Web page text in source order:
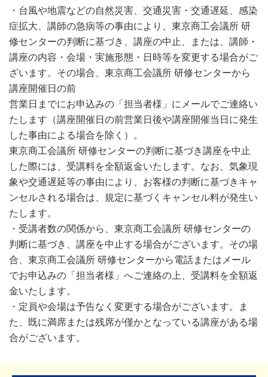
・台風や地震などの自然災害、交通災害・交通遅延、感染
症拡大、講師の急病等の事由により、東京商工会議所 研
修センターの判断に基づき、講座の中止、または、講師・
講座の内容・会場・実施形態・日時等を変更する場合がご
ざいます。その場合、東京商工会議所 研修センターから
講座開催日の前
営業日までにお申込みの「担当者様」にメールでご連絡い
たします（講座開催日の前営業日後や講座開催当日に発生
した事由による場合を除く）。
東京商工会議所 研修センターの判断に基づき講座を中止
した際には、受講料を全額返金いたします。なお、気象現
象や交通遅延等の事由により、お客様の判断に基づきキャ
ンセルされる場合は、規定に基づくキャンセル料が発生い
たします。
・受講者数の関係から、東京商工会議所 研修センターの
判断に基づき、講座を中止する場合がございます。その場
合、東京商工会議所 研修センターから電話またはメール
でお申込みの「担当者様」へご連絡の上、受講料を全額返
金いたします。
・定員や会場は予告なく変更する場合がございます。ま
た、既に満席または残席が僅かとなっている講座がある場
合がございます。